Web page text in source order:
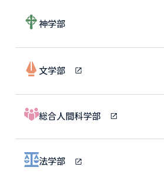
神学部
文学部
総合人間科学部
法学部